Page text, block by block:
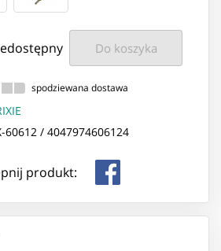
Do koszyka
spodziewana dostawa
60612 / 4047974606124
produkt: